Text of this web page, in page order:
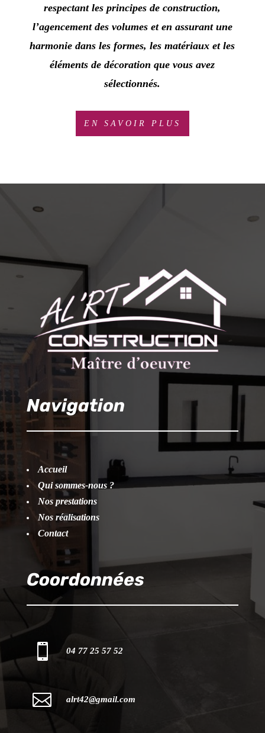
respectant les principes de construction,
l’agencement des volumes et en assurant une
harmonie dans les formes, les matériaux et les
éléments de décoration que vous avez
sélectionnés.
EN SAVOIR PLUS
Navigation
Accueil
Qui sommes-nous ?
Nos prestations
Nos réalisations
Contact
Coordonnées
 04 77 25 57 52
 alrt42@gmail.com